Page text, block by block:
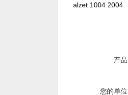
alzet 1004 2004
产
您的单